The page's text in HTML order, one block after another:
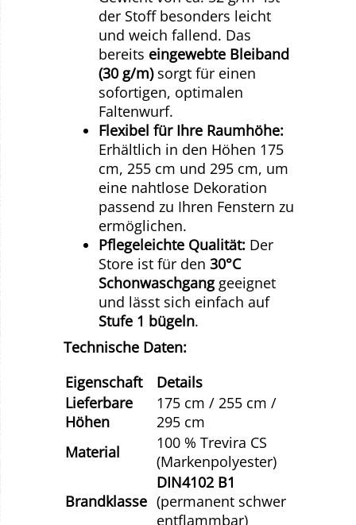
der Stoff besonders leicht
und weich fallend. Das
bereits eingewebte Bleiband
(30 g/m)sorgt für einen
sofortigen, optimalen
Faltenwurf.
Flexibel für Ihre Raumhöhe:
Erhältlich in den Höhen 175
cm, 255 cm und 295 cm, um
eine nahtlose Dekoration
passend zu Ihren Fenstern zu
ermöglichen.
Pflegeleichte Qualität: Der
Store ist für den 30°C
Schonwaschganggeeignet
und lässt sich einfach auf
Stufe 1 bügeln.
Technische Daten:
Eigenschaft
Details
Lieferbare
Höhen
175 cm / 255 cm /
295 cm
Material
100 % Trevira CS
(Markenpolyester)
Brandklasse
DIN4102 B1
(permanent schwer
entflammbar)